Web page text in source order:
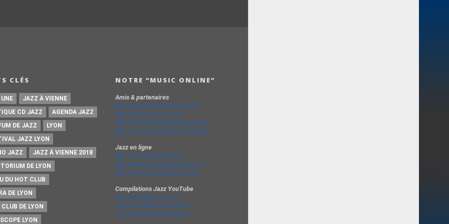
CLÉS
JAZZ À VIENNE
CD JAZZ
AGENDA JAZZ
DE JAZZ
LYON
JAZZ LYON
JAZZ
JAZZ À VIENNE 2018
DE LYON
DU HOT CLUB
DE LYON
DE LYON
LYON
NOTRE “MUSIC ONLINE”
Amis & partenaires
https://groovesidestory.com/
http://lyon-music.com/
http://chrischarpenel.blogspot.fr
https://www.yvesdorison.net/q-r
Jazz en ligne
http://www.jazzradio.fr/
http://www.jazzmagazine.com/
http://www.jazzavienne.com/
Compilations Jazz YouTube
The Very Best of Jazz
JAZZ COMPILATION 2014
JAZZ COMPILATION 2013